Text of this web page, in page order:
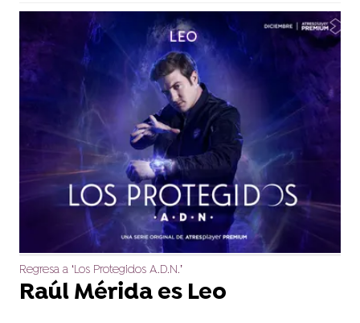
Regresa a ‘Los Protegidos A.D.N.’
Raúl Mérida es Leo